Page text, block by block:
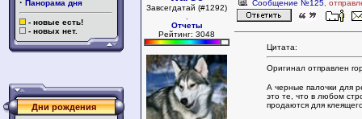
· Панорама дня
- новые есть!
- новых нет.
Дни рождения
Завсегдатай (#1292)
Отчеты
Рейтинг: 3048
Сообщение №125 ,
Цитата:
Оригинал отправлен
А черные палочки для
это те, что в любом
продаются для